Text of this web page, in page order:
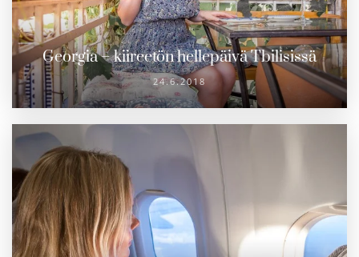
Georgia – kiireetön hellepäivä Tbilisissä
24.6.2018